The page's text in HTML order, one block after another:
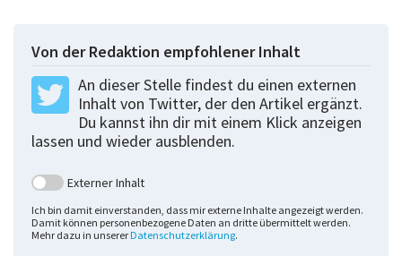
Von der Redaktion empfohlener Inhalt
An dieser Stelle findest du einen externen
Inhalt von Twitter, der den Artikel ergänzt.
Du kannst ihn dir mit einem Klick anzeigen
lassen und wieder ausblenden.
Externer Inhalt
Ich bin damit einverstanden, dass mir externe Inhalte angezeigt werden.
Damit können personenbezogene Daten an dritte übermittelt werden.
Mehr dazu in unserer Datenschutzerklärung.